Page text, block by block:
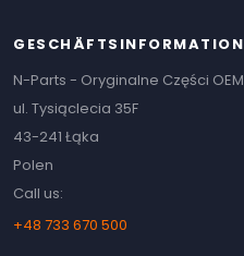
GESCHÄFTSINFORMATION
N-Parts - Oryginalne Części OEM
ul. Tysiąclecia 35F
43-241 Łąka
Polen
Call us:
+48 733 670 500